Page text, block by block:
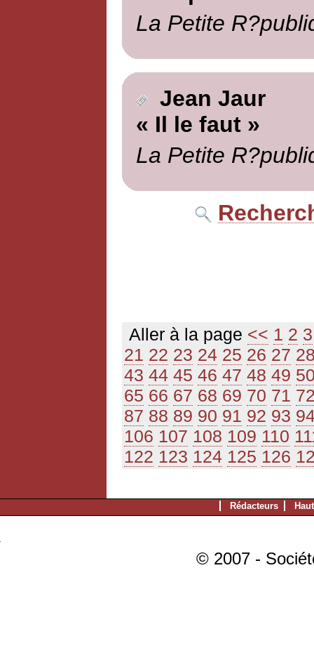
La Petite
Jean Jaur
« Il le faut »
La Petite
Aller à la page << 1 2 3
21 22 23 24 25 26 27
43 44 45 46 47 48 49
65 66 67 68 69 70 71
87 88 89 90 91 92 93
106 107 108 109 110
122 123 124 125 126
Rédacteurs
© 2007 -